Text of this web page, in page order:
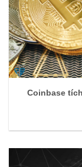
Coinbase